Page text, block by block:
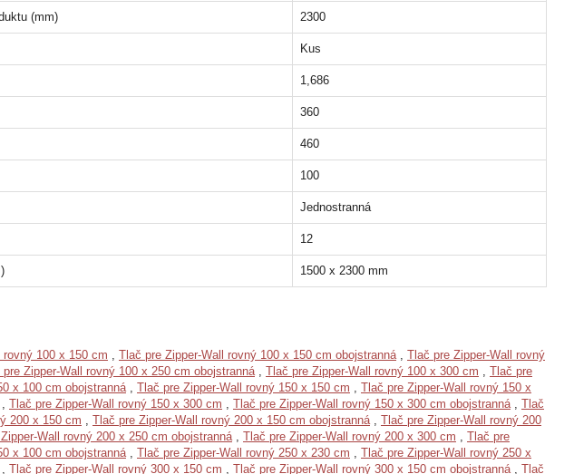
(mm) 2300
Kus
1,686
360
460
100
Jednostranná
12
1500 x 2300 mm
100 x 150 cm , Tlač pre Zipper-Wall rovný 100 x 150 cm obojstranná , Tlač pre Zipper-Wall rovný
pre Zipper-Wall rovný 100 x 250 cm obojstranná , Tlač pre Zipper-Wall rovný 100 x 300 cm , Tlač pre
x 100 cm obojstranná , Tlač pre Zipper-Wall rovný 150 x 150 cm , Tlač pre Zipper-Wall rovný 150 x
, Tlač pre Zipper-Wall rovný 150 x 300 cm , Tlač pre Zipper-Wall rovný 150 x 300 cm obojstranná , Tlač
200 x 150 cm , Tlač pre Zipper-Wall rovný 200 x 150 cm obojstranná , Tlač pre Zipper-Wall rovný 200
Wall rovný 200 x 250 cm obojstranná , Tlač pre Zipper-Wall rovný 200 x 300 cm , Tlač pre
x 100 cm obojstranná , Tlač pre Zipper-Wall rovný 250 x 230 cm , Tlač pre Zipper-Wall rovný 250 x
, Tlač pre Zipper-Wall rovný 300 x 150 cm , Tlač pre Zipper-Wall rovný 300 x 150 cm obojstranná , Tlač